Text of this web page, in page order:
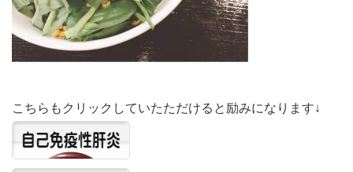
こちらもクリックしていたただけると励みになります↓